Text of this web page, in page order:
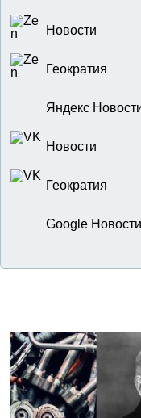
Новости
Геократия
Яндекс
Новости
Геократия
Google Новости